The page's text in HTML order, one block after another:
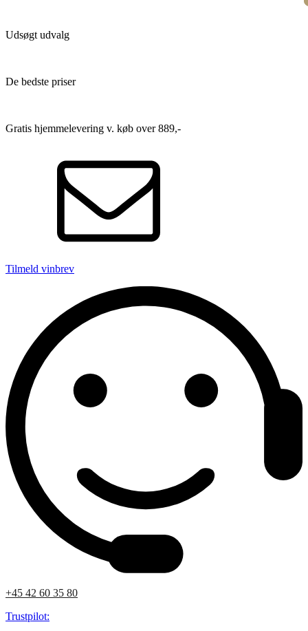
Udsøgt udvalg
De bedste priser
Gratis hjemmelevering v. køb over 889,-
Tilmeld vinbrev
+45 42 60 35 80
Trustpilot: